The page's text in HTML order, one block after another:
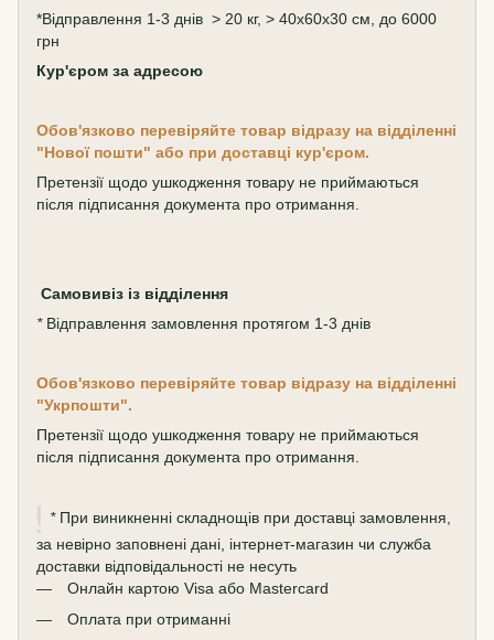
*Відправлення 1-3 днів > 20 кг, > 40х60х30 см, до 6000
грн
Кур'єром за адресою
Обов'язково перевіряйте товар відразу на відділенні
"Нової пошти" або при доставці кур'єром.
Претензії щодо ушкодження товару не приймаються
після підписання документа про отримання.
Самовивіз із відділення
* Відправлення замовлення протягом 1-3 днів
Обов'язково перевіряйте товар відразу на відділенні
"Укрпошти".
Претензії щодо ушкодження товару не приймаються
після підписання документа про отримання.
* При виникненні складнощів при доставці замовлення,
за невірно заповнені дані, інтернет-магазин чи служба
доставки відповідальності не несуть
Онлайн картою Visa або Mastercard
Оплата при отриманні